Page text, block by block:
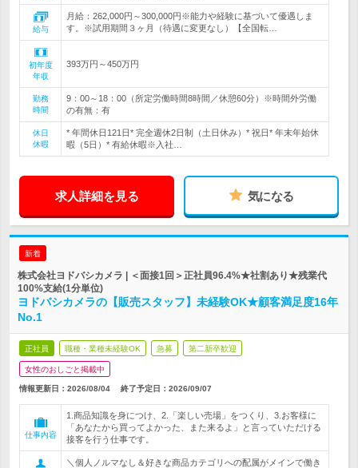
給与
月給：262,000円～300,000円※能力や経験に基づいて優遇しま
す。※試用期間３ヶ月（待遇に変更なし）【全国転…
初年度
年収
393万円～450万円
勤務
時間
9：00～18：00（所定労働時間8時間／休憩60分）※時間外労働
の有無：有
休日
休暇
* 年間休日121日* 完全週休2日制（土日休み）* 祝日* 年末年始休
暇（5日）* 有給休暇※入社…
求人詳細を見る 気になる
新着
株式会社ヨドバシカメラ | ＜面接1回＞正社員96.4%★社割あり★残業代
100%支給(1分単位)
ヨドバシカメラの【販売スタッフ】未経験OK★顧客満足度16年
No.1
正社員 職種・業種未経験OK 急募 第二新卒歓迎
女性のおしごと掲載中
情報更新日：2026/08/04 終了予定日： 2026/09/07
仕事内容
1.商品知識を身につけ、2.「楽しい売場」をつくり、3.お客様に
「あなたから買ってよかった、また来るよ」と言っていただける
接客を行う仕事です。
＼個人ノルマなし＆好きな商品カテゴリへの配属がメインで働き